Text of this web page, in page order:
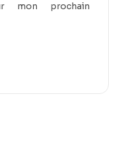
mon prochain